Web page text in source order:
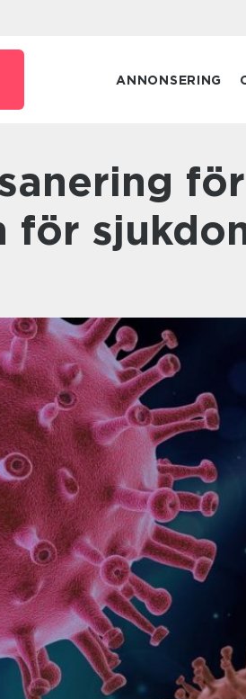
ANNONSERING
för